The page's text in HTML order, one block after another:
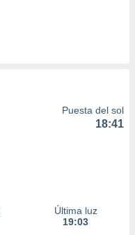
Puesta del sol
18:41
Última luz
19:03